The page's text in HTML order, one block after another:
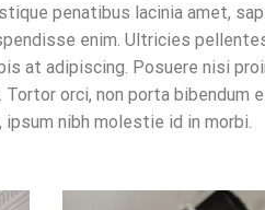
penatibus lacinia amet,
enim. Ultricies
at adipiscing. Posuere nisi
orci, non porta bibendum
nibh molestie id in morbi.